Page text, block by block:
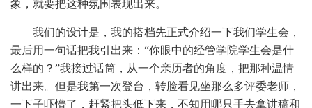
象，就要把这种氛围表现出来。
我们的设计是，我的搭档先正式介绍一下我们学生会，
最后用一句话把我引出来：“你眼中的经管学院学生会是什
么样的？”我接过话筒，从一个亲历者的角度，把那种温情
讲出来。但是我第一次登台，转脸看见坐那么多评委老师，
一下子吓懵了，赶紧把头低下来，不知用哪只手去拿讲稿和